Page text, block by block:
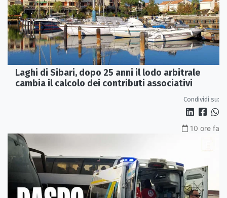
Laghi di Sibari, dopo 25 anni il lodo arbitrale
cambia il calcolo dei contributi associativi
Condividi su:
10 ore fa